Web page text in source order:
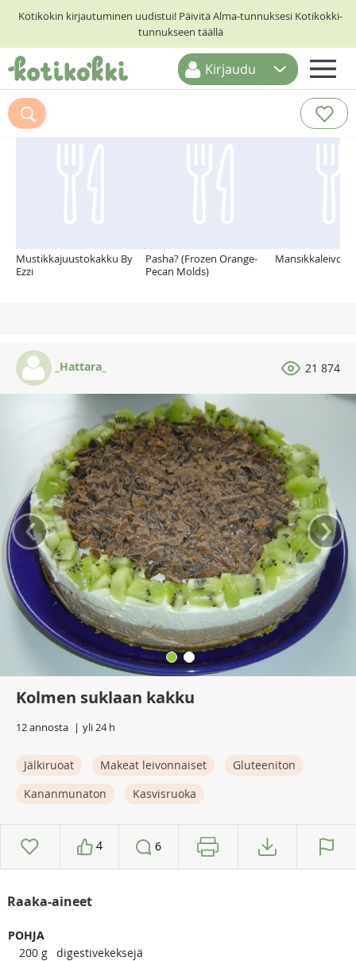
Kotikokin kirjautuminen uudistui! Päivitä Alma-tunnuksesi Kotikokki-
tunnukseen täällä
ETUSIVU
RESEPTIHAKU
Kirjaudu
Suosittelemme myös
Mustikkajuustokakku By
Ezzi
Pasha? (Frozen Orange-
Pecan Molds)
_Hattara_ 21 874
‹ ›
Kolmen suklaan kakku
12 annosta yli 24 h
Jälkiruoat Makeat leivonnaiset
Gluteeniton
Kananmunaton
Kasvisruoka
4 6
Raaka-aineet
POHJA
200 g digestivekeksejä